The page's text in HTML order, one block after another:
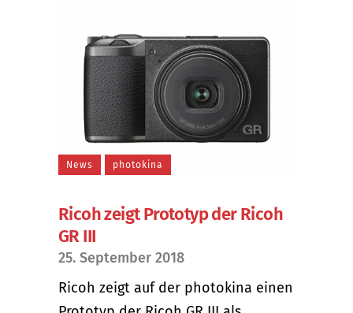
News photokina
Ricoh zeigt Prototyp der Ricoh
GR III
25. September 2018
Ricoh zeigt auf der photokina einen